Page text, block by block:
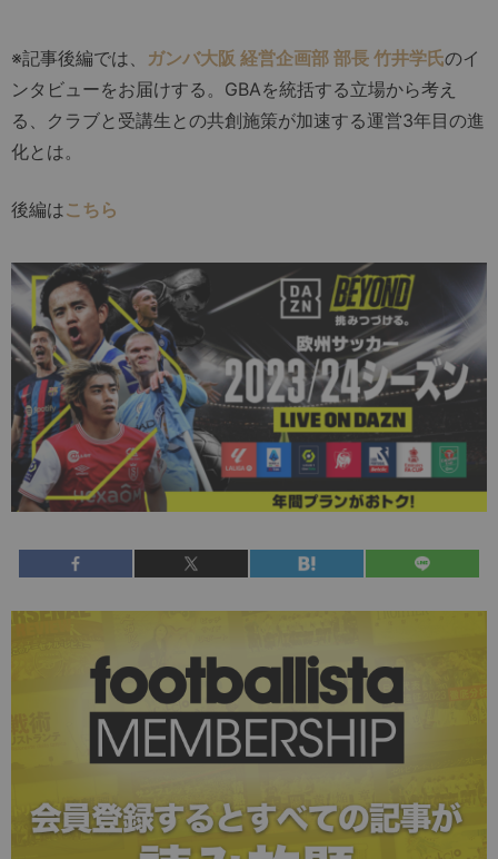
※記事後編では、 ガンバ大阪 経営企画部 部長 竹井学氏のイ
ンタビューをお届けする。GBAを統括する立場から考え
る、クラブと受講生との共創施策が加速する運営3年目の進
化とは。
後編はこちら